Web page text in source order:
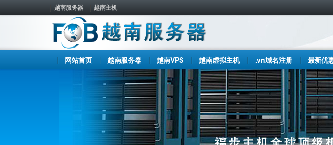
越南服务器 越南主机
网站首页 越南服务器 越南VPS 越南虚拟主机 .vn域名注册 最新优